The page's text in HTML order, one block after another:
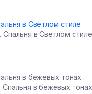
Спальня в Светлом стиле
Спальня в бежевых тонах